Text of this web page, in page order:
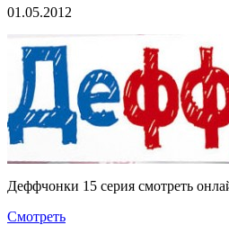
01.05.2012
Деффчонки 15 серия смотреть
Смотреть